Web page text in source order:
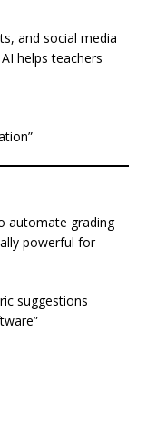
and social media
helps teachers
automate grading
powerful for
suggestions